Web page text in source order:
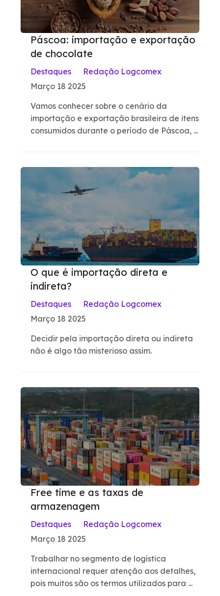
Páscoa: importação e exportação
de chocolate
Destaques
Redação Logcomex
Março 18 2025
Vamos conhecer sobre o cenário da
importação e exportação brasileira de itens
consumidos durante o período de Páscoa, ...
O que é importação direta e
indireta?
Destaques
Redação Logcomex
Março 18 2025
Decidir pela importação direta ou indireta
não é algo tão misterioso assim.
Free time e as taxas de
armazenagem
Destaques
Redação Logcomex
Março 18 2025
Trabalhar no segmento de logística
internacional requer atenção aos detalhes,
pois muitos são os termos utilizados para ...